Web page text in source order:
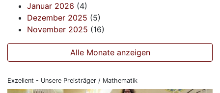
Januar 2026 (4)
Dezember 2025 (5)
November 2025 (16)
Alle Monate anzeigen
Exzellent - Unsere Preisträger / Mathematik